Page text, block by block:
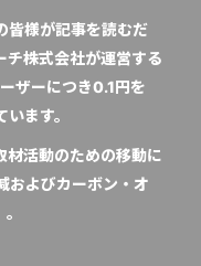
様が記事を読むだ
チ株式会社が運営する
ザーにつき0.1円を
ます。
材活動のための移動に
およびカーボン・オ